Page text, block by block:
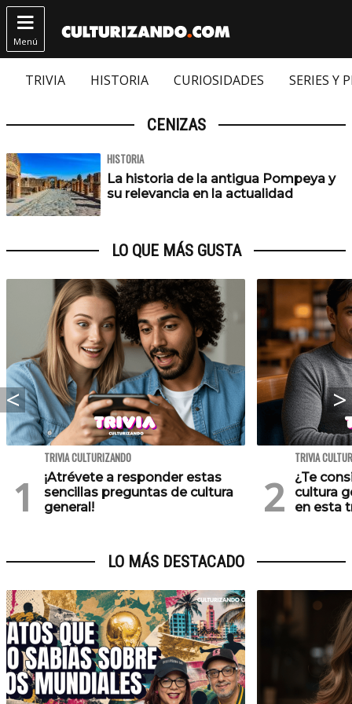

Menú
TRIVIA HISTORIA CURIOSIDADES SERIES Y
CENIZAS
HISTORIA
La historia de la antigua Pompeya y
su relevancia en la actualidad
LO QUE MÁS GUSTA
TRIVIA CULTURIZANDO
¡Atrévete a responder estas
sencillas preguntas de cultura
general!
TRIVIA
¿Te
cultura
en esta
LO MÁS DESTACADO